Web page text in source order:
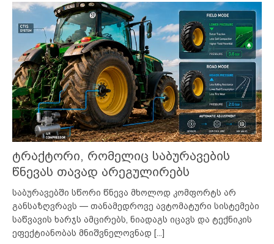
ტრაქტორი, რომელიც საბურავების
წნევას თავად არეგულირებს
საბურავებში სწორი წნევა მხოლოდ კომფორტს არ
განსაზღვრავს — თანამედროვე ავტომატური სისტემები
საწვავის ხარჯს ამცირებს, ნიადაგს იცავს და ტექნიკის
ეფექტიანობას მნიშვნელოვნად [...]